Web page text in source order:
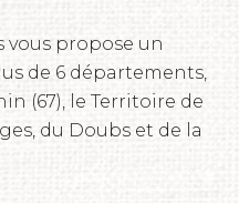
vous propose un
de 6 départements,
(67), le Territoire de
du Doubs et de la